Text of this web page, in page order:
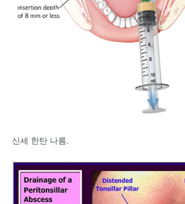
신세 한탄 나름.